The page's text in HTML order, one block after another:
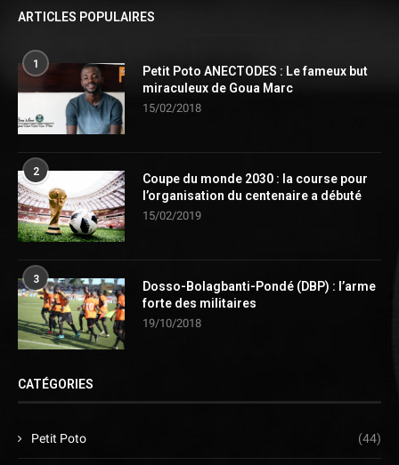
ARTICLES POPULAIRES
1
Petit Poto ANECTODES : Le fameux but
miraculeux de Goua Marc
15/02/2018
2
Coupe du monde 2030 : la course pour
l’organisation du centenaire a débuté
15/02/2019
3
Dosso-Bolagbanti-Pondé (DBP) : l’arme
forte des militaires
19/10/2018
CATÉGORIES
Petit Poto (44)